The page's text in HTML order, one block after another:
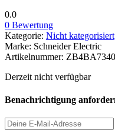
0.0
0 Bewertung
Kategorie: Nicht kategorisiert
Marke: Schneider Electric
Artikelnummer: ZB4BA7340
Derzeit nicht verfügbar
Benachrichtigung